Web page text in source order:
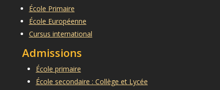
École Primaire
École Européenne
Cursus international
Admissions
École primaire
École secondaire : Collège et Lycée